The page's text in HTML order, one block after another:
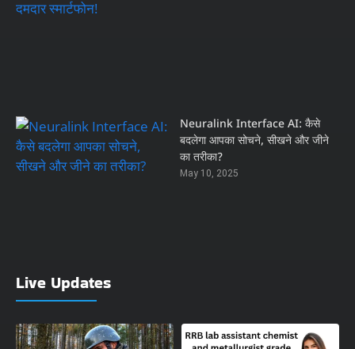
Neuralink Interface AI: कैसे
बदलेगा आपका सोचने, सीखने और जीने
का तरीका?
May 10, 2025
Live Updates